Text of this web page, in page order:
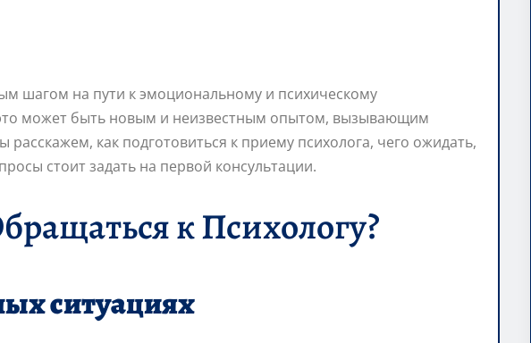
шагом на пути к эмоциональному и психическому
может быть новым и неизвестным опытом, вызывающим
расскажем, как подготовиться к приему психолога, чего ожидать,
стоит задать на первой консультации.
к Психологу?
ситуациях